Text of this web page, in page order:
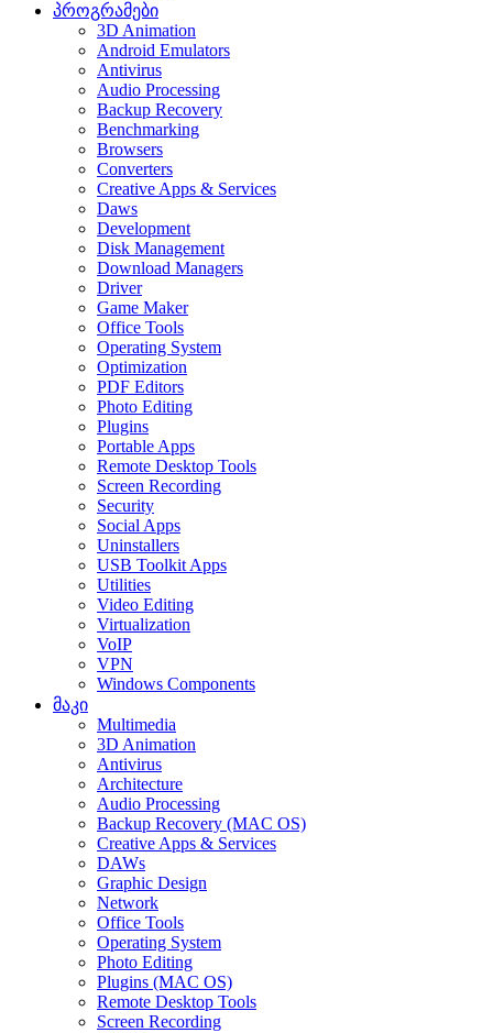
პროგრამები
3D Animation
Android Emulators
Antivirus
Audio Processing
Backup Recovery
Benchmarking
Browsers
Converters
Creative Apps & Services
Daws
Development
Disk Management
Download Managers
Driver
Game Maker
Office Tools
Operating System
Optimization
PDF Editors
Photo Editing
Plugins
Portable Apps
Remote Desktop Tools
Screen Recording
Security
Social Apps
Uninstallers
USB Toolkit Apps
Utilities
Video Editing
Virtualization
VoIP
VPN
Windows Components
მაკი
Multimedia
3D Animation
Antivirus
Architecture
Audio Processing
Backup Recovery (MAC OS)
Creative Apps & Services
DAWs
Graphic Design
Network
Office Tools
Operating System
Photo Editing
Plugins (MAC OS)
Remote Desktop Tools
Screen Recording